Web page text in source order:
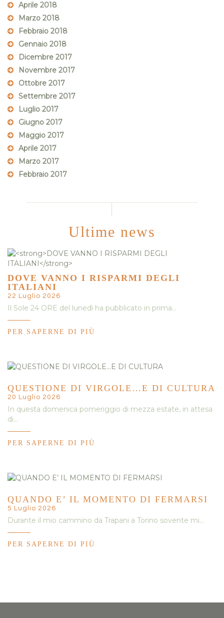
Aprile 2018
Marzo 2018
Febbraio 2018
Gennaio 2018
Dicembre 2017
Novembre 2017
Ottobre 2017
Settembre 2017
Luglio 2017
Giugno 2017
Maggio 2017
Aprile 2017
Marzo 2017
Febbraio 2017
Ultime news
DOVE VANNO I RISPARMI DEGLI
ITALIANI
22 Luglio 2026
Il Sole 24 ORE del lunedì ha pubblicato in prima…
PER SAPERNE DI PIÙ
QUESTIONE DI VIRGOLE…E DI CULTURA
20 Luglio 2026
In questa domenica pomeriggio di mezza estate, in attesa
di…
PER SAPERNE DI PIÙ
QUANDO E’ IL MOMENTO DI FERMARSI
5 Luglio 2026
Durante il mio cammino da Trapani a Torino sovente mi…
PER SAPERNE DI PIÙ